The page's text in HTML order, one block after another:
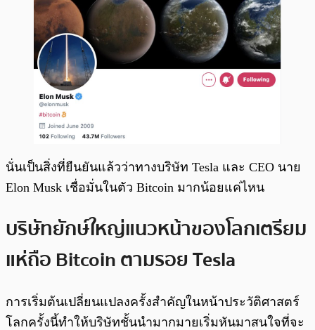
นั่นเป็นสิ่งที่ยืนยันแล้วว่าทางบริษัท Tesla และ CEO นาย
Elon Musk เชื่อมั่นในตัว Bitcoin มากน้อยแค่ไหน
บริษัทยักษ์ใหญ่แนวหน้าของโลกเตรียม
แห่ถือ Bitcoin ตามรอย Tesla
การเริ่มต้นเปลี่ยนแปลงครั้งสำคัญในหน้าประวัติศาสตร์
โลกครั้งนี้ทำให้บริษัทชั้นนำมากมายเริ่มหันมาสนใจที่จะ